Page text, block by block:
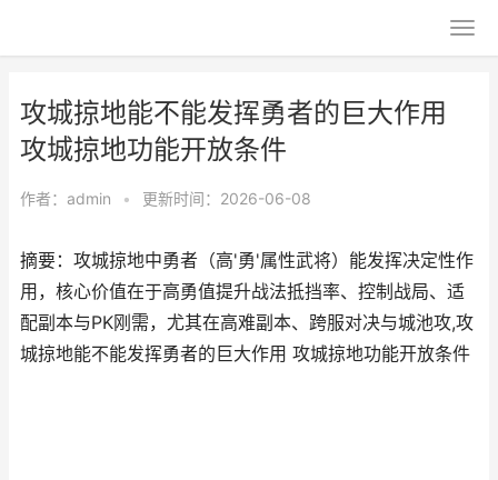
攻城掠地能不能发挥勇者的巨大作用
攻城掠地功能开放条件
作者： admin • 更新时间：2026-06-08
摘要：攻城掠地中勇者（高'勇'属性武将）能发挥决定性作
用，核心价值在于高勇值提升战法抵挡率、控制战局、适
配副本与PK刚需，尤其在高难副本、跨服对决与城池攻,攻
城掠地能不能发挥勇者的巨大作用 攻城掠地功能开放条件